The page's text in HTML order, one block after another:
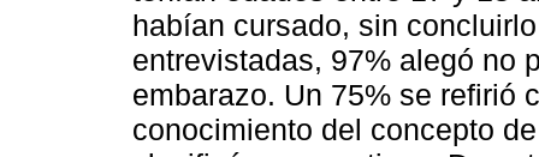
habían cursado, sin
entrevistadas, 97% alegó no
embarazo. Un 75% se refirió
conocimiento del concepto